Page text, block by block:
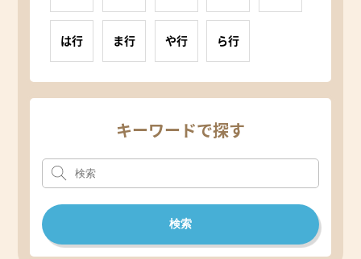
は行 ま行 や行 ら行
キーワードで探す